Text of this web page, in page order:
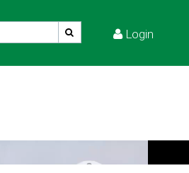
Login